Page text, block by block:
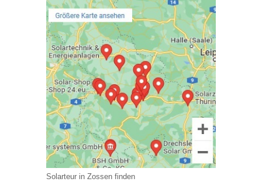
Solarteur in Zossen finden